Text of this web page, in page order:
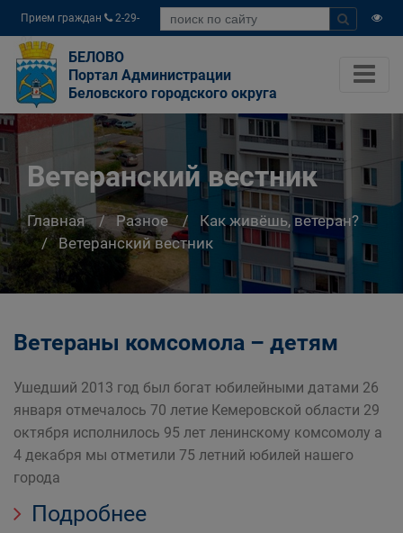
Прием граждан
2-29-
04
БЕЛОВО
Портал Администрации
Беловского городского округа
Ветеранский вестник
Главная Разное
Как живёшь, ветеран?
Ветеранский вестник
Ветераны комсомола – детям
Ушедший 2013 год был богат юбилейными датами 26
января отмечалось 70 летие Кемеровской области 29
октября исполнилось 95 лет ленинскому комсомолу а
4 декабря мы отметили 75 летний юбилей нашего
города
Подробнее